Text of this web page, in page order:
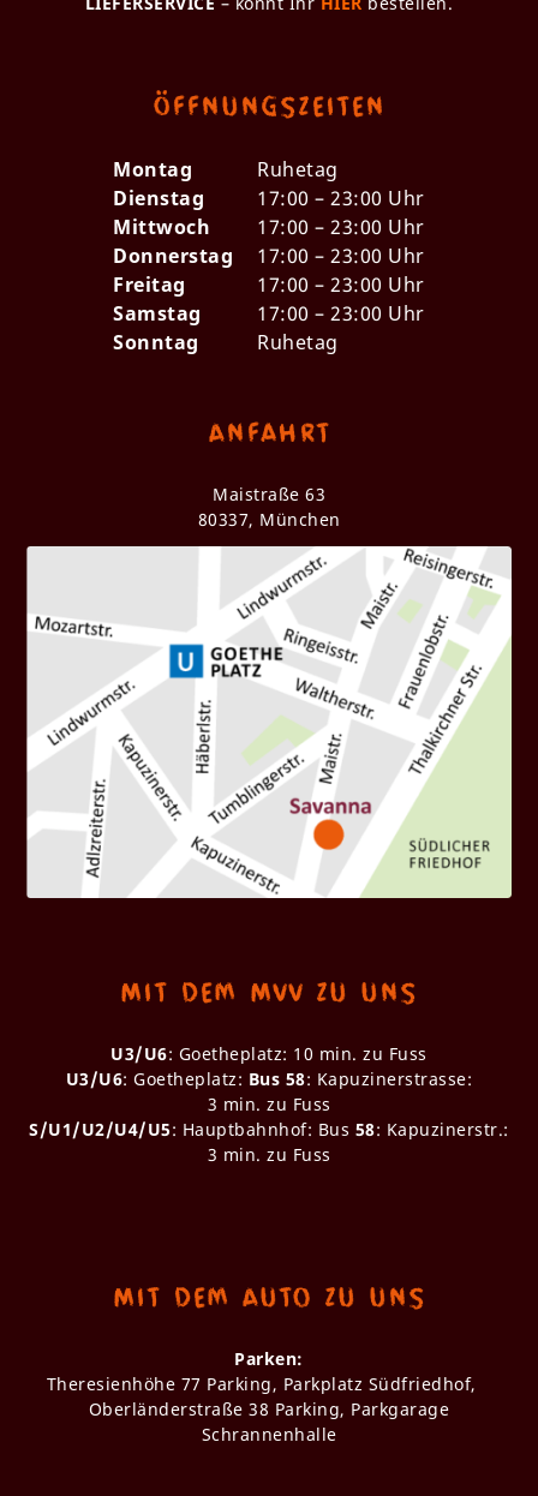
Öffnungszeiten
Montag
Ruhetag
Dienstag
17:00 – 23:00 Uhr
Mittwoch
17:00 – 23:00 Uhr
Donnerstag
17:00 – 23:00 Uhr
Freitag
17:00 – 23:00 Uhr
Samstag
17:00 – 23:00 Uhr
Sonntag
Ruhetag
Anfahrt
Maistraße 63
80337, München
Mit dem MVV zu uns
U3/U6: Goetheplatz: 10 min. zu Fuss
U3/U6: Goetheplatz: Bus 58: Kapuzinerstrasse:
3 min. zu Fuss
S/U1/U2/U4/U5: Hauptbahnhof: Bus 58: Kapuzinerstr.:
3 min. zu Fuss
Mit dem Auto zu uns
Parken:
Theresienhöhe 77 Parking, Parkplatz Südfriedhof,
Oberländerstraße 38 Parking, Parkgarage
Schrannenhalle